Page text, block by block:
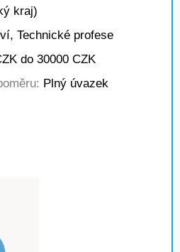
kraj)
Technické profese
do 30000 CZK
Plný úvazek